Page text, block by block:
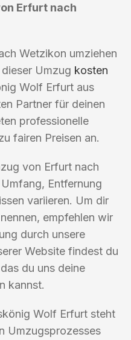
Erfurt nach
Wetzikon umziehen
Umzug kosten
Wolf Erfurt aus
Partner für deinen
professionelle
fairen Preisen an.
von Erfurt nach
Entfernung
variieren. Um dir
empfehlen wir
durch unsere
Website findest du
du uns deine
kannst.
Wolf Erfurt steht
Umzugsprozesses